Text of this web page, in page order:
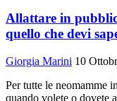
Allattare in
quello che devi
Giorgia Marini 10
Per tutte le neomamme
quando volete o dovete